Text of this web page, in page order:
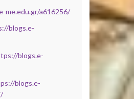
me.edu.gr/a616256/
blogs.e-
blogs.e-
blogs.e-